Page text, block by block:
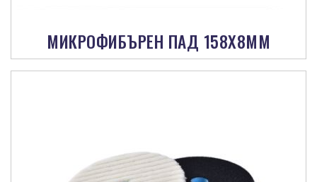
МИКРОФИБЪРЕН ПАД 158X8MM